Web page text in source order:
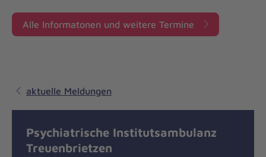
Alle Informatonen und weitere Termine
aktuelle Meldungen
Psychiatrische Institutsambulanz
Treuenbrietzen